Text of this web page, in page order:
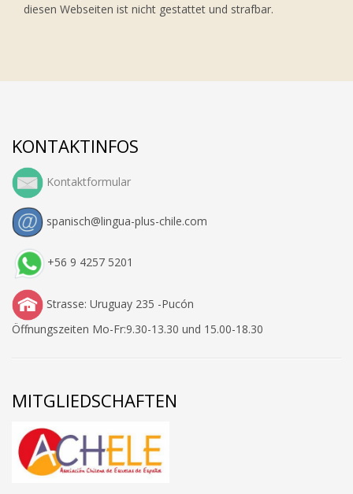
diesen Webseiten ist nicht gestattet und strafbar.
KONTAKTINFOS
Kontaktformular
spanisch@lingua-plus-chile.com
+56 9 4257 5201
Strasse: Uruguay 235 -Pucón
Öffnungszeiten Mo-Fr:9.30-13.30 und 15.00-18.30
MITGLIEDSCHAFTEN